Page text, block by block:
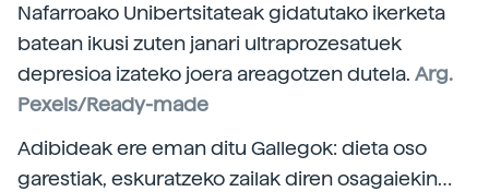
Nafarroako Unibertsitateak gidatutako ikerketa
batean ikusi zuten janari ultraprozesatuek
depresioa izateko joera areagotzen dutela. Arg.
Pexels/Ready-made
Adibideak ere eman ditu Gallegok: dieta oso
garestiak, eskuratzeko zailak diren osagaiekin…